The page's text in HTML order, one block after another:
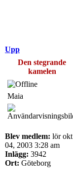
Upp
Den stegrande
kamelen
Maia
Blev medlem: lör okt
04, 2003 3:28 am
Inlägg: 3942
Ort: Göteborg